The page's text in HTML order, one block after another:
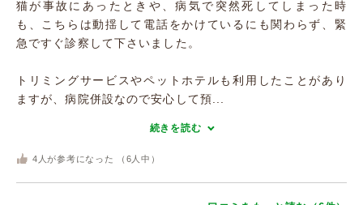
猫が事故にあったときや、病気で突然死してしまった時
も、こちらは動揺して電話をかけているにも関わらず、緊
急ですぐ診察して下さいました。
トリミングサービスやペットホテルも利用したことがあり
ますが、病院併設なので安心して預...
続きを読む
4 人が参考になった （ 6 人中）